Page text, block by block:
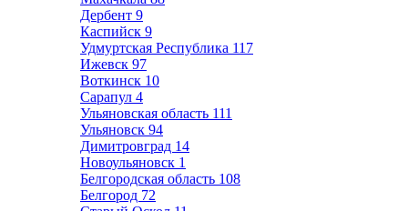
Дербент 9
Каспийск 9
Удмуртская Республика 117
Ижевск 97
Воткинск 10
Сарапул 4
Ульяновская область 111
Ульяновск 94
Димитровград 14
Новоульяновск 1
Белгородская область 108
Белгород 72